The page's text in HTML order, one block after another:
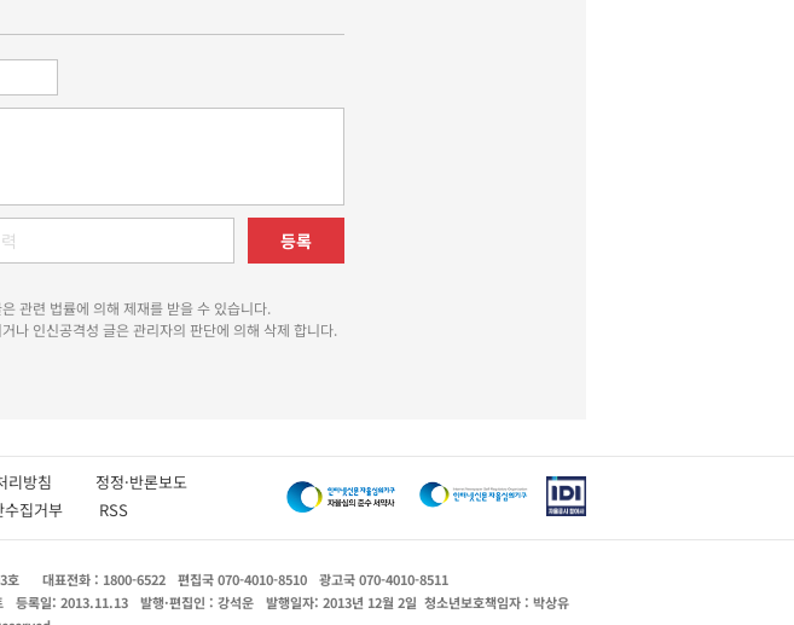
등록
관련 법률에 의해 제재를 받을 수 있습니다.
나 인신공격성 글은 관리자의 판단에 의해 삭제 합니다.
처리방침 정정·반론보도
수집거부 RSS
호 대표전화 : 1800-6522 편집국 070-4010-8510
광고국 070-4010-8511
등록일: 2013.11.13 발행·편집인 : 강석운 발행일자: 2013년 12월 2일 청소년보호책임자 : 박상유